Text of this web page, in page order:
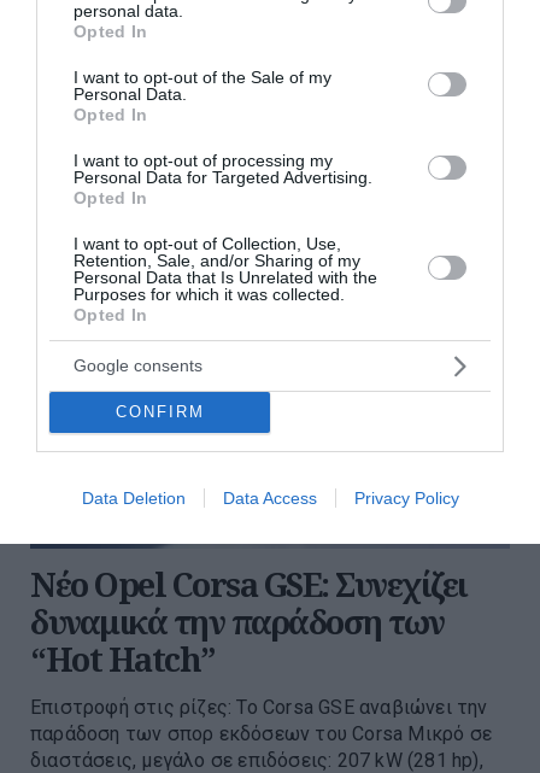
grant or deny consent to Google and its third-party tags to
use your data for below specified purposes in below Google
consent section.
personal data.
Opted In
I want to opt-out of the Sale of my
Personal Data.
Opted In
I want to opt-out of processing my
Personal Data for Targeted Advertising.
Opted In
I want to opt-out of Collection, Use,
Retention, Sale, and/or Sharing of my
Personal Data that Is Unrelated with the
Purposes for which it was collected.
Opted In
Google consents
CONFIRM
Data Deletion Data Access Privacy Policy
Η OMODA &amp; JAECOO ενισχύει την παρουσία της
στην ελληνική αγορά μέσα από μια νέα συνεργασία με
FERRIES συνοδεύοντας χιλιάδες ταξιδιώτες στα
καλοκαιρινά τους ταξ...
Νέο Opel Corsa GSE: Συνεχίζει
δυναμικά την παράδοση των
“Hot Hatch”
Επιστροφή στις ρίζες: Το Corsa GSE αναβιώνει την
παράδοση των σπορ εκδόσεων του Corsa Μικρό σε
διαστάσεις, μεγάλο σε επιδόσεις: 207 kW (281 hp),